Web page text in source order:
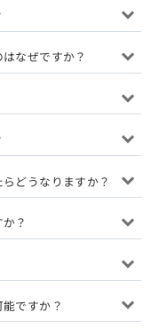
なぜですか？
どうなりますか？
？
ですか？